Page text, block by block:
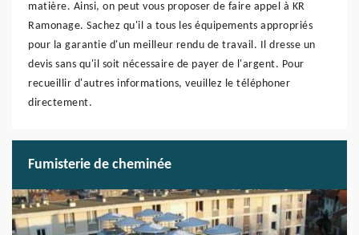
matière. Ainsi, on peut vous proposer de faire appel à KR
Ramonage. Sachez qu'il a tous les équipements appropriés
pour la garantie d'un meilleur rendu de travail. Il dresse un
devis sans qu'il soit nécessaire de payer de l'argent. Pour
recueillir d'autres informations, veuillez le téléphoner
directement.
Fumisterie de cheminée